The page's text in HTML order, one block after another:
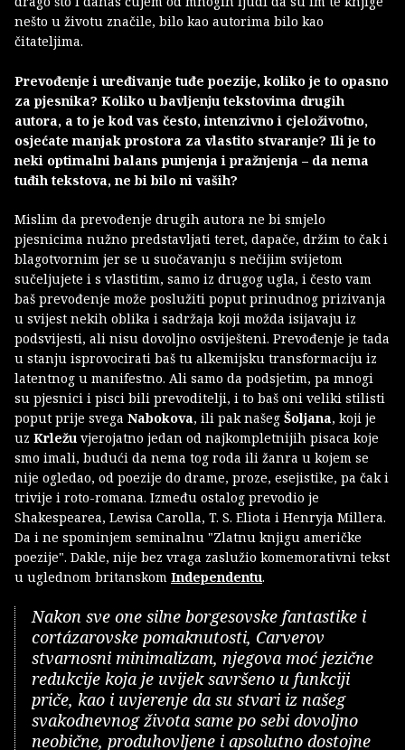
nešto u životu značile, bilo kao autorima bilo kao
čitateljima.
Prevođenje i uređivanje tuđe poezije, koliko je to opasno
za pjesnika? Koliko u bavljenju tekstovima drugih
autora, a to je kod vas često, intenzivno i cjeloživotno,
osjećate manjak prostora za vlastito stvaranje? Ili je to
neki optimalni balans punjenja i pražnjenja – da nema
tuđih tekstova, ne bi bilo ni vaših?
Mislim da prevođenje drugih autora ne bi smjelo
pjesnicima nužno predstavljati teret, dapače, držim to čak i
blagotvornim jer se u suočavanju s nečijim svijetom
sučeljujete i s vlastitim, samo iz drugog ugla, i često vam
baš prevođenje može poslužiti poput prinudnog prizivanja
u svijest nekih oblika i sadržaja koji možda isijavaju iz
podsvijesti, ali nisu dovoljno osviješteni. Prevođenje je tada
u stanju isprovocirati baš tu alkemijsku transformaciju iz
latentnog u manifestno. Ali samo da podsjetim, pa mnogi
su pjesnici i pisci bili prevoditelji, i to baš oni veliki stilisti
poput prije svega Nabokova, ili pak našeg Šoljana, koji je
uz Krležu vjerojatno jedan od najkompletnijih pisaca koje
smo imali, budući da nema tog roda ili žanra u kojem se
nije ogledao, od poezije do drame, proze, esejistike, pa čak i
trivije i roto-romana. Između ostalog prevodio je
Shakespearea, Lewisa Carolla, T. S. Eliota i Henryja Millera.
Da i ne spominjem seminalnu "Zlatnu knjigu američke
poezije". Dakle, nije bez vraga zaslužio komemorativni tekst
u uglednom britanskom Independentu.
Nakon sve one silne borgesovske fantastike i
cortázarovske pomaknutosti, Carverov
stvarnosni minimalizam, njegova moć jezične
redukcije koja je uvijek savršeno u funkciji
priče, kao i uvjerenje da su stvari iz našeg
svakodnevnog života same po sebi dovoljno
neobične, produhovljene i apsolutno dostojne